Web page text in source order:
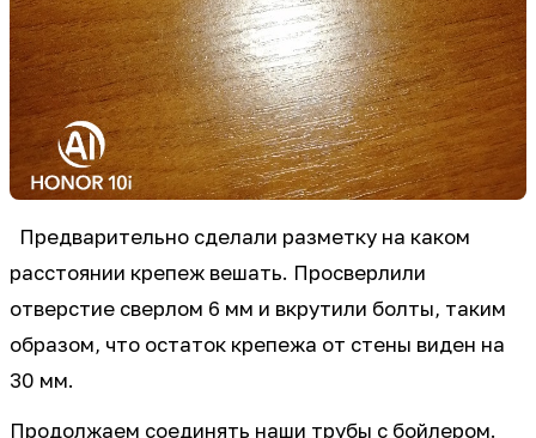
Предварительно сделали разметку на каком
расстоянии крепеж вешать. Просверлили
отверстие сверлом 6 мм и вкрутили болты, таким
образом, что остаток крепежа от стены виден на
30 мм.
Продолжаем соединять наши трубы с бойлером.